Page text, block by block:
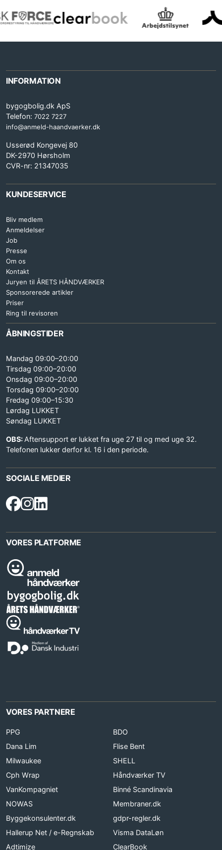
INFORMATION
bygogbolig.dk ApS
Telefon: 7022 7227
info@anmeld-haandvaerker.dk
Usserød Kongevej 80
DK-2970 Hørsholm
CVR-nr: 21347035
KUNDESERVICE
Bliv medlem
Anmeldelser
Job
Presse
Om os
Kontakt
Juryen til ÅRETS HÅNDVÆRKER
Sponsorerede artikler
Priser
Ring til revisoren
ÅBNINGSTIDER
Mandag 09:00–20:00
Tirsdag 09:00–20:00
Onsdag 09:00–20:00
Torsdag 09:00–20:00
Fredag 09:00–15:30
Lørdag LUKKET
Søndag LUKKET
OBS: Aftensupport er lukket fra uge 27 til og med uge 32.
Telefonen lukker derfor kl. 16 i den periode.
SOCIALE MEDIER
VORES PLATFORME
VORES PARTNERE
PPG
BDO
Dana Lim
Flise Bent
Milwaukee
SHELL
Cph Wrap
Håndværker TV
VanKompagniet
Binné Scandinavia
NOWAS
Membraner.dk
Byggekonsulenter.dk
gdpr-regler.dk
Hallerup Net / e-Regnskab
Visma DataLøn
Adtimize
ClearBook